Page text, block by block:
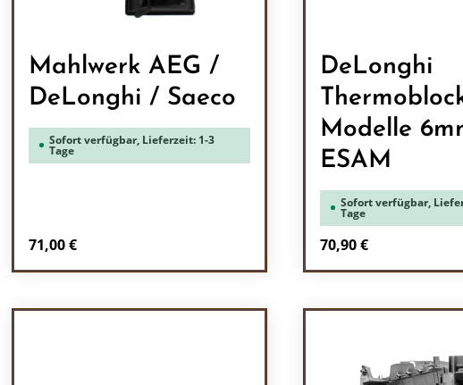
Mahlwerk AEG /
DeLonghi / Saeco
Sofort verfügbar, Lieferzeit: 1-3
Tage
Regulärer Preis:
71,00 €
DeLonghi
Modelle
ESAM
Sofort verfügbar,
Tage
Regulärer Preis:
70,90 €